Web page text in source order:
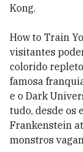
Kong.
How to Train
visitantes
colorido
famosa
e o Dark
tudo, desde os
Frankenstein
monstros